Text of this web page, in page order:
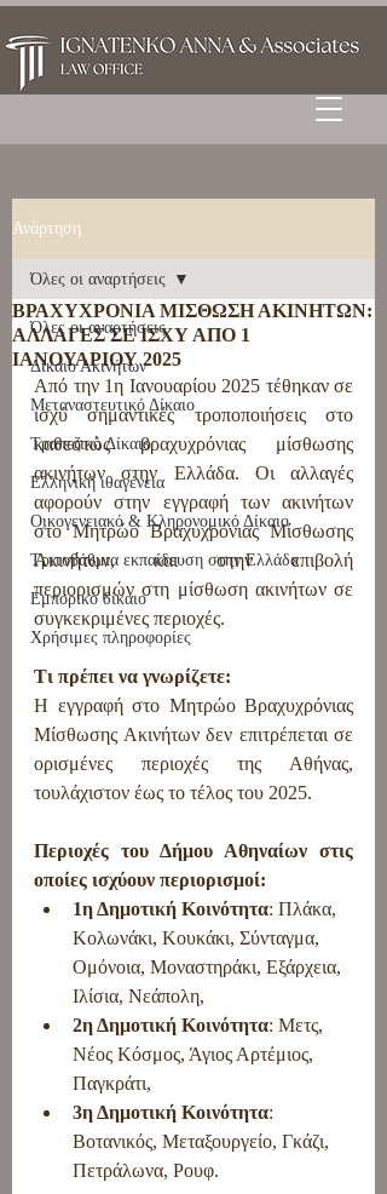
Ανάρτηση
Όλες οι αναρτήσεις
Δίκαιο Ακινήτων
Μεταναστευτικό Δίκαιο
Τραπεζικό Δίκαιο
Ελληνική ιθαγένεια
Οικογενειακό & Κληρονομικό Δίκαιο
Τριτοβάθμια εκπαίδευση στην Ελλάδα
Εμπορικό δίκαιο
Χρήσιμες πληροφορίες
Όλες οι αναρτήσεις
ΒΡΑΧΥΧΡΟΝΙΑ ΜΙΣΘΩΣΗ ΑΚΙΝΗΤΩΝ:
ΑΛΛΑΓΕΣ ΣΕ ΙΣΧΥ ΑΠΟ 1
ΙΑΝΟΥΑΡΙΟΥ 2025
Από την 1η Ιανουαρίου 2025 τέθηκαν σε
ισχύ σημαντικές τροποποιήσεις στο
καθεστώς βραχυχρόνιας μίσθωσης
ακινήτων στην Ελλάδα. Οι αλλαγές
αφορούν στην εγγραφή των ακινήτων
στο Μητρώο Βραχυχρόνιας Μίσθωσης
Ακινήτων, και στην επιβολή
περιορισμών στη μίσθωση ακινήτων σε
συγκεκριμένες περιοχές.
Τι πρέπει να γνωρίζετε:
Η εγγραφή στο Μητρώο Βραχυχρόνιας
Μίσθωσης Ακινήτων δεν επιτρέπεται σε
ορισμένες περιοχές της Αθήνας,
τουλάχιστον έως το τέλος του 2025.
Περιοχές του Δήμου Αθηναίων στις
οποίες ισχύουν περιορισμοί:
1η Δημοτική Κοινότητα: Πλάκα,
Κολωνάκι, Κουκάκι, Σύνταγμα,
Ομόνοια, Μοναστηράκι, Εξάρχεια,
Ιλίσια, Νεάπολη,
2η Δημοτική Κοινότητα: Μετς,
Νέος Κόσμος, Άγιος Αρτέμιος,
Παγκράτι,
3η Δημοτική Κοινότητα:
Βοτανικός, Μεταξουργείο, Γκάζι,
Πετράλωνα, Ρουφ.